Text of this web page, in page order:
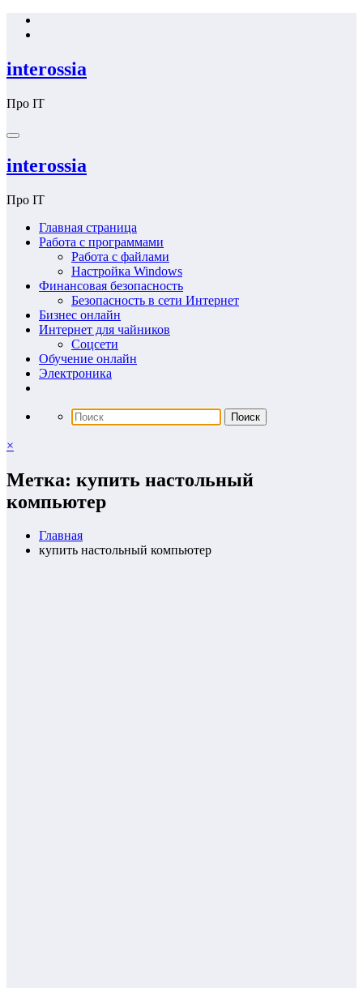
Перейти
interossia
Про IT
interossia
Про IT
Главная страница
Работа с программами
Работа с файлами
Настройка Windows
Финансовая безопасность
Безопасность в сети Интернет
Бизнес онлайн
Интернет для чайников
Соцсети
Обучение онлайн
Электроника
×
Метка: купить настольный
компьютер
Главная
купить настольный компьютер